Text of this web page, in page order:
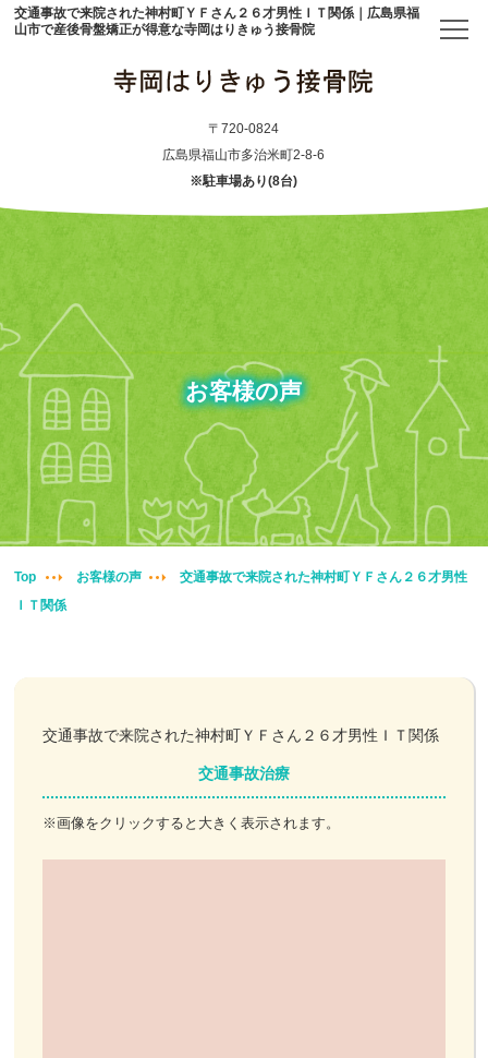
交通事故で来院された神村町ＹＦさん２６才男性ＩＴ関係｜広島県福
山市で産後骨盤矯正が得意な寺岡はりきゅう接骨院
〒720-0824
広島県福山市多治米町2-8-6
※駐車場あり(8台)
初めての方へ
アクセス
メニュー・料金表
産後骨盤矯正
妊婦整体
腰痛・膝痛
鍼・灸・小児鍼
冷え性改善
お客様の声
Top お客様の声
交通事故で来院された神村町ＹＦさん２６才男性
ＩＴ関係
交通事故で来院された神村町ＹＦさん２６才男性ＩＴ関係
交通事故治療
※画像をクリックすると大きく表示されます。